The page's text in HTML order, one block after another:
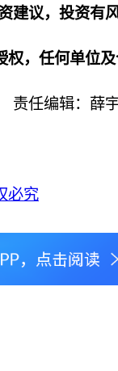
建议，投资有
，任何单位及
责任编辑：薛
必究